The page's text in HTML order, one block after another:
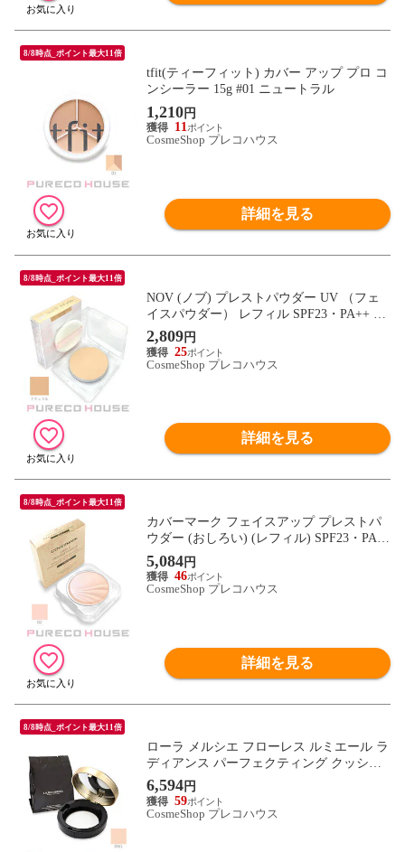
8/8時点_ポイント最大11倍
tfit(ティーフィット) カバー アップ プロ コ
ンシーラー 15g #01 ニュートラル
1,210円
11
CosmeShop プレコハウス
詳細を見る
8/8時点_ポイント最大11倍
NOV (ノブ) プレストパウダー UV （フェ
イスパウダー） レフィル SPF23・PA++ 10
g #ナチュラル
2,809円
25
CosmeShop プレコハウス
詳細を見る
8/8時点_ポイント最大11倍
カバーマーク フェイスアップ プレストパ
ウダー (おしろい) (レフィル) SPF23・PA+
+ #02 ライトアップベージュ
5,084円
46
CosmeShop プレコハウス
詳細を見る
8/8時点_ポイント最大11倍
ローラ メルシエ フローレス ルミエール ラ
ディアンス パーフェクティング クッショ
ン SPF50・PA++++ 15g #0W1 CREAM IVO
RY
6,594円
59
CosmeShop プレコハウス